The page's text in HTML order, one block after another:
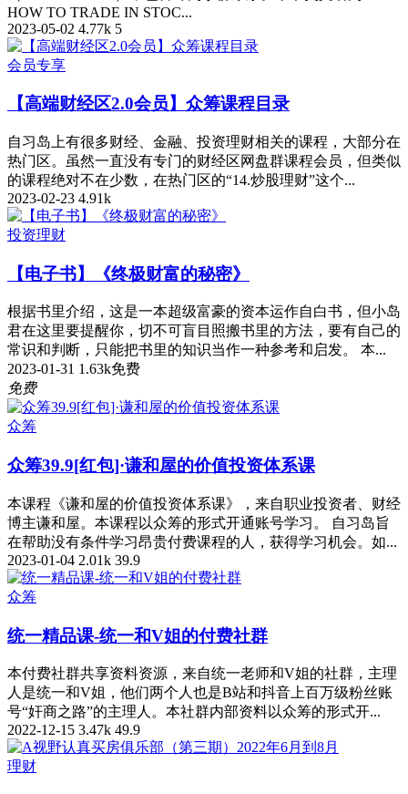
HOW TO TRADE IN STOC...
2023-05-02 4.77k 5
会员专享
【高端财经区2.0会员】众筹课程目录
自习岛上有很多财经、金融、投资理财相关的课程，大部分在
热门区。虽然一直没有专门的财经区网盘群课程会员，但类似
的课程绝对不在少数，在热门区的“14.炒股理财”这个...
2023-02-23 4.91k
投资理财
【电子书】《终极财富的秘密》
根据书里介绍，这是一本超级富豪的资本运作自白书，但小岛
君在这里要提醒你，切不可盲目照搬书里的方法，要有自己的
常识和判断，只能把书里的知识当作一种参考和启发。 本...
2023-01-31 1.63k免费
免费
众筹
众筹39.9[红包]·谦和屋的价值投资体系课
本课程《谦和屋的价值投资体系课》，来自职业投资者、财经
博主谦和屋。本课程以众筹的形式开通账号学习。 自习岛旨
在帮助没有条件学习昂贵付费课程的人，获得学习机会。如...
2023-01-04 2.01k 39.9
众筹
统一精品课-统一和V姐的付费社群
本付费社群共享资料资源，来自统一老师和V姐的社群，主理
人是统一和V姐，他们两个人也是B站和抖音上百万级粉丝账
号“奸商之路”的主理人。本社群内部资料以众筹的形式开...
2022-12-15 3.47k 49.9
理财